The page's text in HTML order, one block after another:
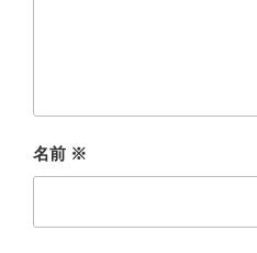
名前 ※